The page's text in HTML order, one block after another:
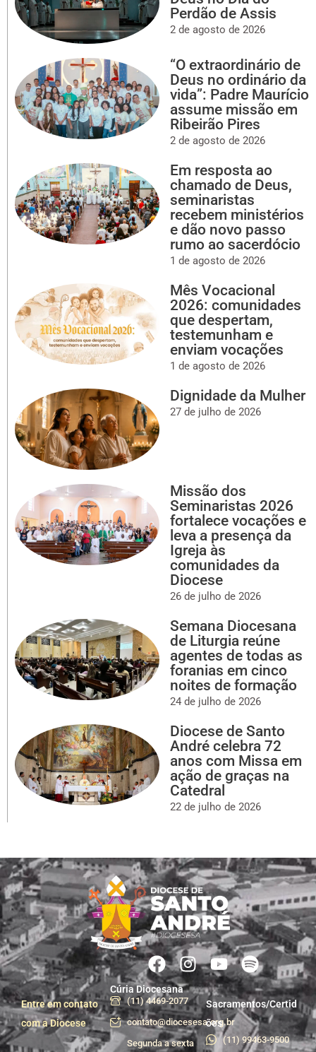
Perdão de Assis
2 de agosto de 2026
“O extraordinário de
Deus no ordinário da
vida”: Padre Maurício
assume missão em
Ribeirão Pires
2 de agosto de 2026
Em resposta ao
chamado de Deus,
seminaristas
recebem ministérios
e dão novo passo
rumo ao sacerdócio
1 de agosto de 2026
Mês Vocacional
2026: comunidades
que despertam,
testemunham e
enviam vocações
1 de agosto de 2026
Dignidade da Mulher
27 de julho de 2026
Missão dos
Seminaristas 2026
fortalece vocações e
leva a presença da
Igreja às
comunidades da
Diocese
26 de julho de 2026
Semana Diocesana
de Liturgia reúne
agentes de todas as
foranias em cinco
noites de formação
24 de julho de 2026
Diocese de Santo
André celebra 72
anos com Missa em
ação de graças na
Catedral
22 de julho de 2026
Entre em contato
com a Diocese
Cúria Diocesana
(11) 4469-2077
contato@diocesesa.org.br
Segunda a sexta
Sacramentos/Certid
ões
(11) 99463-9500